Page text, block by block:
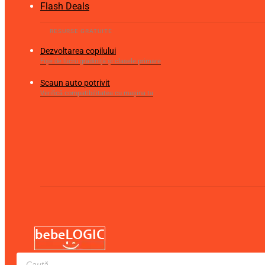
Flash Deals
Dezvoltarea copilului
Fișe de lucru gradiniță și clasele primare
Scaun auto potrivit
Verifică compatibilitatea cu mașina ta
Products